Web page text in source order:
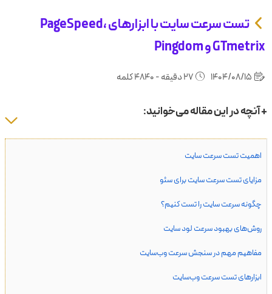
تست سرعت سایت با ابزارهای PageSpeed،
GTmetrix و Pingdom
+ آنچه در این مقاله می‌خوانید:
اهمیت تست سرعت سایت
مزایای تست سرعت سایت برای سئو
چگونه سرعت سایت را تست کنیم؟
روش‌های بهبود سرعت لود سایت
مفاهیم مهم در سنجش سرعت وب‌سایت
ابزارهای تست سرعت وب‌سایت